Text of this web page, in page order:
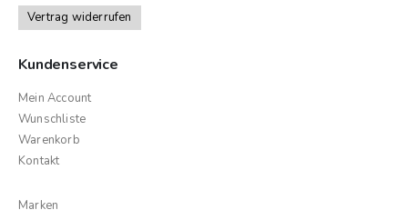
Vertrag widerrufen
Kundenservice
Mein Account
Wunschliste
Warenkorb
Kontakt
Marken